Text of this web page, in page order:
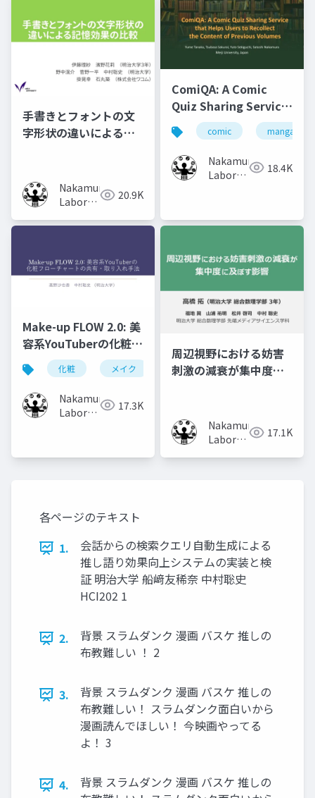
手書きとフォントの文
字形状の違いによる記
Nakamura
Laboratory
University)
20.9K
ComiQA: A Comic
Quiz Sharing Service
that Helps Users to
Recollect the
Content of Previous
Volumes
comic manga
Nakamura
Laboratory 18.4K
Make-up FLOW 2.0: 美
容系YouTuberの化粧フ
ローチャートの共有・
取り入れ手法
化粧 メイク 化粧工程 フローチャート
Nakamura
Laboratory 17.3K
周辺視野における妨害
刺激の減衰が集中度に
Nakamura
Laboratory 17.1K
各ページのテキスト
1.
会話からの検索クエリ自動生成による
推し語り効果向上システムの実装と検
証 明治大学 船﨑友稀奈 中村聡史
HCI202 1
2.
背景 スラムダンク 漫画 バスケ 推しの
布教難しい ！ 2
3.
背景 スラムダンク 漫画 バスケ 推しの
布教難しい！ スラムダンク面白いから
漫画読んでほしい！ 今映画やってる
よ！ 3
4.
背景 スラムダンク 漫画 バスケ 推しの